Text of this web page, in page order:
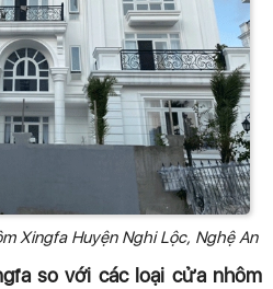
Xingfa Huyện Nghi Lộc, Nghệ An
so với các loại cửa nhôm